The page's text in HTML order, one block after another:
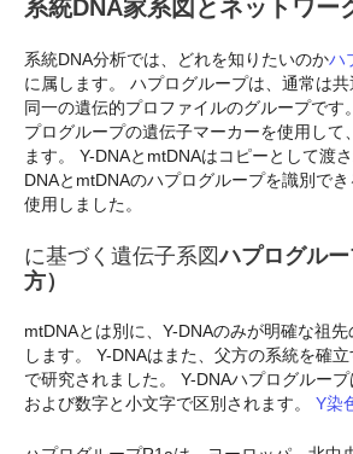
系統DNA家系図とネットワー
系統DNA分析では、どれを知りたいのかハ
に属します。 ハプログループは、通常は共
同一の遺伝的プロファイルのグループです
プログループの遺伝子マーカーを使用して
ます。 Y-DNAとmtDNAはコピーとして渡
DNAとmtDNAのハプログループを識別で
使用しました。
に基づく遺伝子系図ハプログル
方）
mtDNAとは別に、Y-DNAのみが明確な祖
します。 Y-DNAはまた、父方の系統を確
で研究されました。 Y-DNAハプログループ
および数字と小文字で区別されます。
Y染